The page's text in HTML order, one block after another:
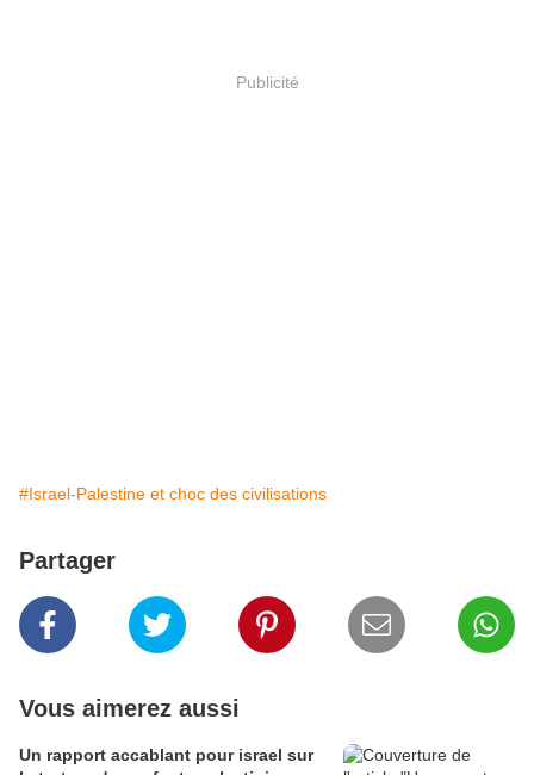
Publicité
#Israel-Palestine et choc des civilisations
Partager
Vous aimerez aussi
Un rapport accablant pour israel sur